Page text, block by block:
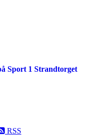
Sport 1 Strandtorget
RSS